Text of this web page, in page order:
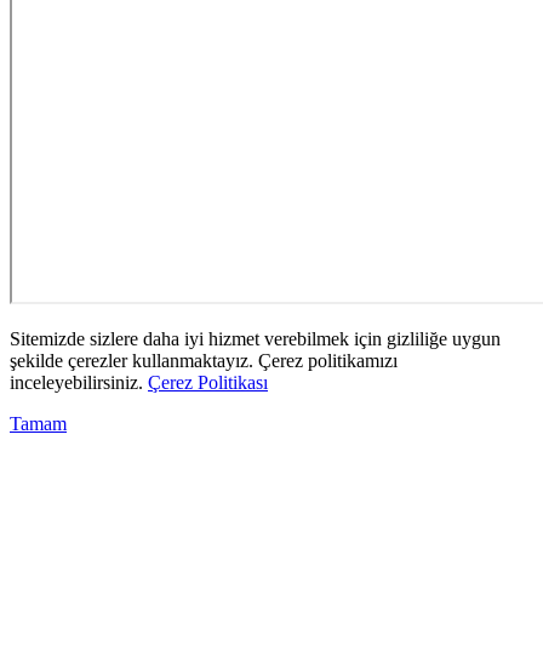
Sitemizde sizlere daha iyi hizmet verebilmek için gizliliğe uygun
şekilde çerezler kullanmaktayız. Çerez politikamızı
inceleyebilirsiniz. Çerez Politikası
Tamam